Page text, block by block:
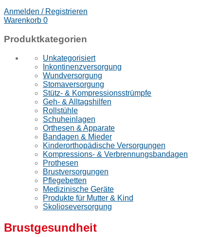
Anmelden / Registrieren
Warenkorb 0
Produktkategorien
Unkategorisiert
Inkontinenzversorgung
Wundversorgung
Stomaversorgung
Stütz- & Kompressionsstrümpfe
Geh- & Alltagshilfen
Rollstühle
Schuheinlagen
Orthesen & Apparate
Bandagen & Mieder
Kinderorthopädische Versorgungen
Kompressions- & Verbrennungsbandagen
Prothesen
Brustversorgungen
Pflegebetten
Medizinische Geräte
Produkte für Mutter & Kind
Skolioseversorgung
Brustgesundheit